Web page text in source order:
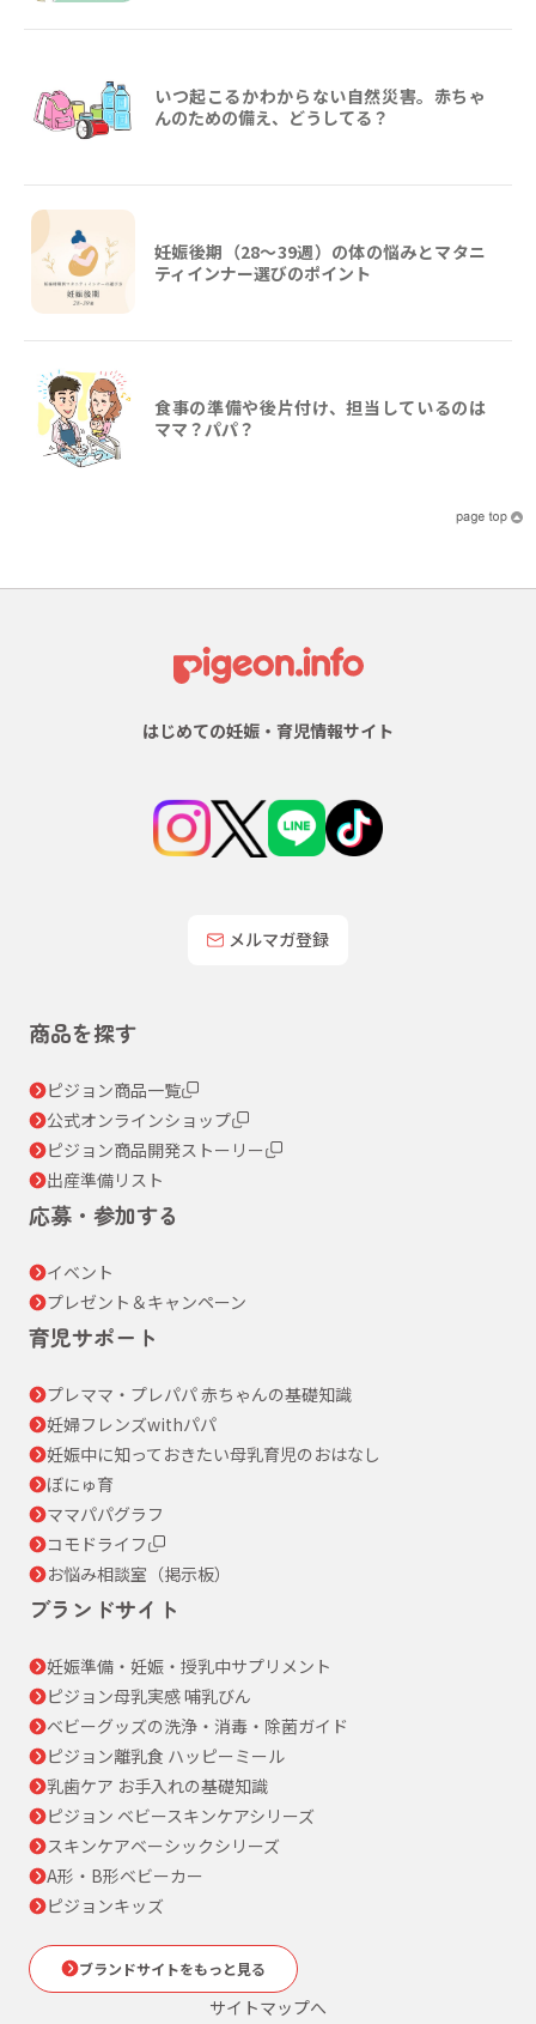
いつ起こるかわからない自然災害。赤ちゃ
んのための備え、どうしてる？
妊娠後期（28〜39週）の体の悩みとマタニ
ティインナー選びのポイント
食事の準備や後片付け、担当しているのは
ママ？パパ？
はじめての妊娠・育児情報サイト
メルマガ登録
商品を探す
ピジョン商品一覧
公式オンラインショップ
ピジョン商品開発ストーリー
出産準備リスト
応募・参加する
イベント
プレゼント＆キャンペーン
育児サポート
プレママ・プレパパ 赤ちゃんの基礎知識
妊婦フレンズwithパパ
妊娠中に知っておきたい母乳育児のおはなし
ぼにゅ育
ママパパグラフ
コモドライフ
お悩み相談室（掲示板）
ブランドサイト
妊娠準備・妊娠・授乳中サプリメント
ピジョン母乳実感 哺乳びん
ベビーグッズの洗浄・消毒・除菌ガイド
ピジョン離乳食 ハッピーミール
乳歯ケア お手入れの基礎知識
ピジョン ベビースキンケアシリーズ
スキンケアベーシックシリーズ
A形・B形ベビーカー
ピジョンキッズ
ブランドサイトをもっと見る
サイトマップへ